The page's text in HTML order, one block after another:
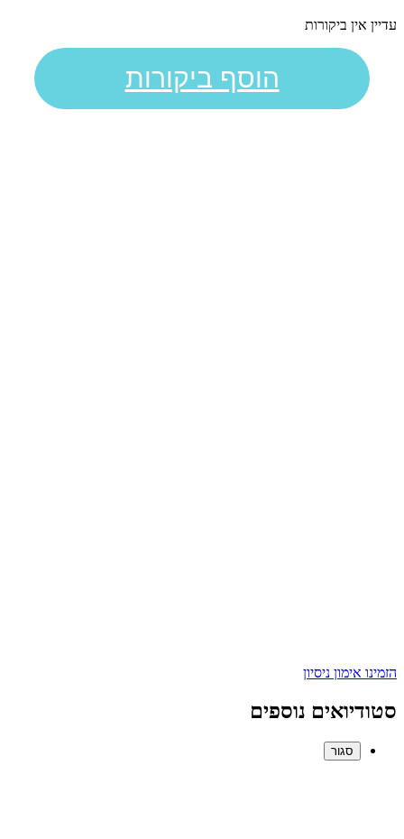
עדיין אין ביקורות
הוסף ביקורות
הזמינו אימון ניסיון
סטודיואים נוספים
סגור